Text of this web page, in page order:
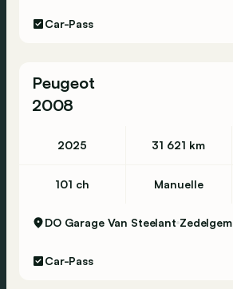
Car-Pass
Peugeot
2008
2025 31 621 km
101 ch Manuelle
DO Garage Van Steelant Zedelgem
Car-Pass